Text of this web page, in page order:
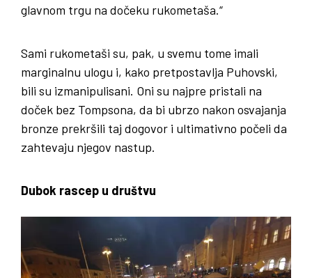
glavnom trgu na dočeku rukometaša.“
Sami rukometaši su, pak, u svemu tome imali
marginalnu ulogu i, kako pretpostavlja Puhovski,
bili su izmanipulisani. Oni su najpre pristali na
doček bez Tompsona, da bi ubrzo nakon osvajanja
bronze prekršili taj dogovor i ultimativno počeli da
zahtevaju njegov nastup.
Dubok rascep u društvu